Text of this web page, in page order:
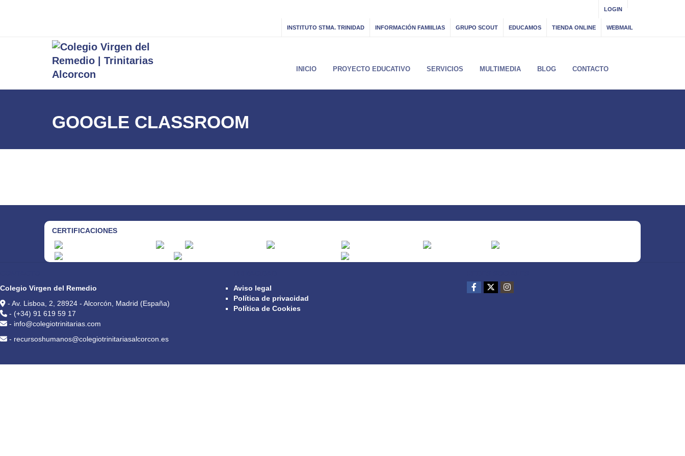
LOGIN
INSTITUTO STMA. TRINIDAD INFORMACIÓN FAMIILIAS GRUPO SCOUT EDUCAMOS TIENDA ONLINE WEBMAIL
INICIO PROYECTO EDUCATIVO SERVICIOS MULTIMEDIA BLOG CONTACTO
GOOGLE CLASSROOM
CERTIFICACIONES
Colegio Virgen del Remedio
- Av. Lisboa, 2, 28924 - Alcorcón, Madrid (España)
- (+34) 91 619 59 17
- info@colegiotrinitarias.com
- recursoshumanos@colegiotrinitariasalcorcon.es
Aviso legal
Política de privacidad
Política de Cookies